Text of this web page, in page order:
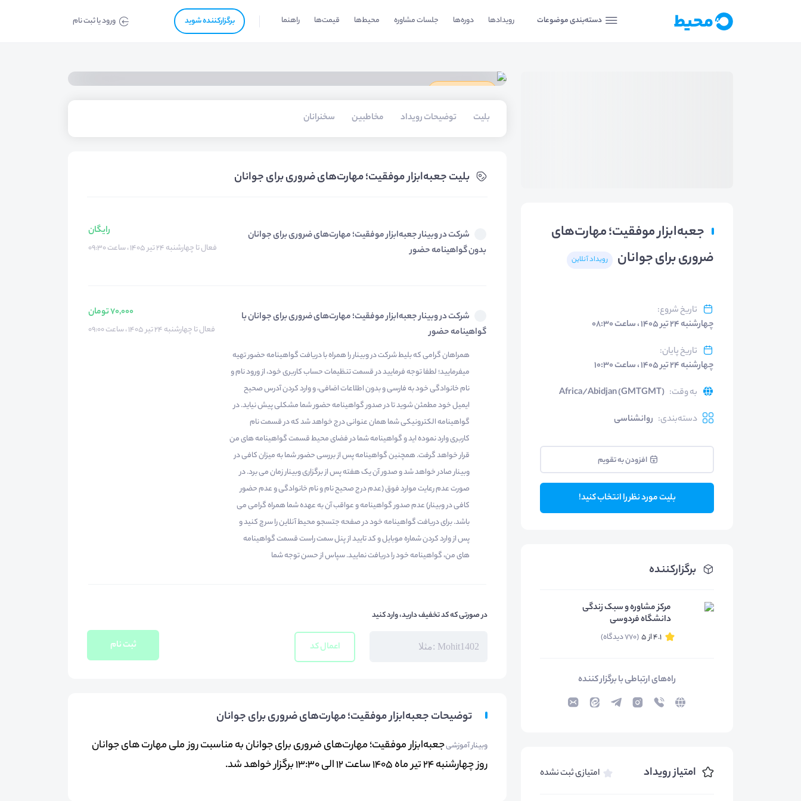
دسته‌بندی موضوعات رویدادها دوره‌ها جلسات مشاوره محیط‌ها قیمت‌ها راهنما برگزار‌‌کننده شوید ورود یا ثبت نام
جعبه‌ابزار موفقیت؛ مهارت‌های
ضروری برای جوانان
رویداد آنلاین
تاریخ شروع:
چهارشنبه ۲۴ تیر ۱۴۰۵ ، ساعت ۰۸:۳۰
تاریخ پایان:
چهارشنبه ۲۴ تیر ۱۴۰۵ ، ساعت ۱۰:۳۰
به وقت:
Africa/Abidjan (GMTGMT)
دسته‌بندی: روانشناسی
افزودن به تقویم
بلیت مورد نظر را انتخاب کنید!
برگزارکننده
مرکز مشاوره و سبک زندگی
دانشگاه فردوسی
4.1 از 5 (770 دیدگاه)
راه‌های ارتباطی با برگزار کننده
امتیاز رویداد امتیازی ثبت نشده
بلیت‌ توضیحات رویداد مخاطبین سخنرانان
بلیت‌ جعبه‌ابزار موفقیت؛ مهارت‌های ضروری برای جوانان
شرکت در وبینار جعبه‌ابزار موفقیت؛ مهارت‌های ضروری برای جوانان
بدون گواهینامه حضور
رایگان
فعال تا چهارشنبه ۲۴ تیر ۱۴۰۵ ، ساعت ۰۹:۳۰
شرکت در وبینار جعبه‌ابزار موفقیت؛ مهارت‌های ضروری برای جوانان با
گواهینامه حضور
همراهان گرامی که بلیط شرکت در وبینار را همراه با دریافت گواهینامه حضور تهیه
میفرمایید؛ لطفا توجه فرمایید در قسمت تنظیمات حساب کاربری خود، از ورود نام و
نام خانوادگی خود به فارسی و بدون اطلاعات اضافی، و وارد کردن آدرس صحیح
ایمیل خود مطمئن شوید تا در صدور گواهینامه حضور شما مشکلی پیش نیاید. در
گواهینامه الکترونیکی شما همان عنوانی درج خواهد شد که در قسمت نام
کاربری وارد نموده اید و گواهینامه شما در فضای محیط قسمت گواهینامه های من
قرار خواهد گرفت. همچنین گواهینامه پس از بررسی حضور شما به میزان کافی در
وبینار صادر خواهد شد و صدور آن یک هفته پس از برگزاری وبینار زمان می برد. در
صورت عدم رعایت موارد فوق (عدم درج صحیح نام و نام خانوادگی و عدم حضور
کافی در وبینار) عدم صدور گواهینامه و عواقب آن به عهده شما همراه گرامی می
باشد. برای دریافت گواهینامه خود در صفحه جتسجو محیط آنلاین را سرچ کنید و
پس از وارد کردن شماره موبایل و کد تایید از پنل سمت راست قسمت گواهینامه
های من، گواهینامه خود را دریافت نمایید. سپاس از حسن توجه شما
70,000 تومان
فعال تا چهارشنبه ۲۴ تیر ۱۴۰۵ ، ساعت ۰۹:۰۰
در صورتی که کد تخفیف دارید، وارد کنید
اعمال کد ثبت نام
توضیحات جعبه‌ابزار موفقیت؛ مهارت‌های ضروری برای جوانان
وبینار آموزشیجعبه‌ابزار موفقیت؛ مهارت‌های ضروری برای جوانان به مناسبت روز ملی مهارت های جوانان
روز چهارشنبه 24 تیر ماه 1405 ساعت 12 الی 13:30 برگزار خواهد شد.